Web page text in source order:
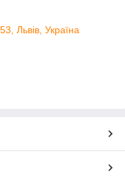
Львів, Україна